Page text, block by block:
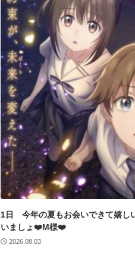
1日 今年の夏もお会いできて嬉し
いましょ❤️M様❤️
2026.08.03